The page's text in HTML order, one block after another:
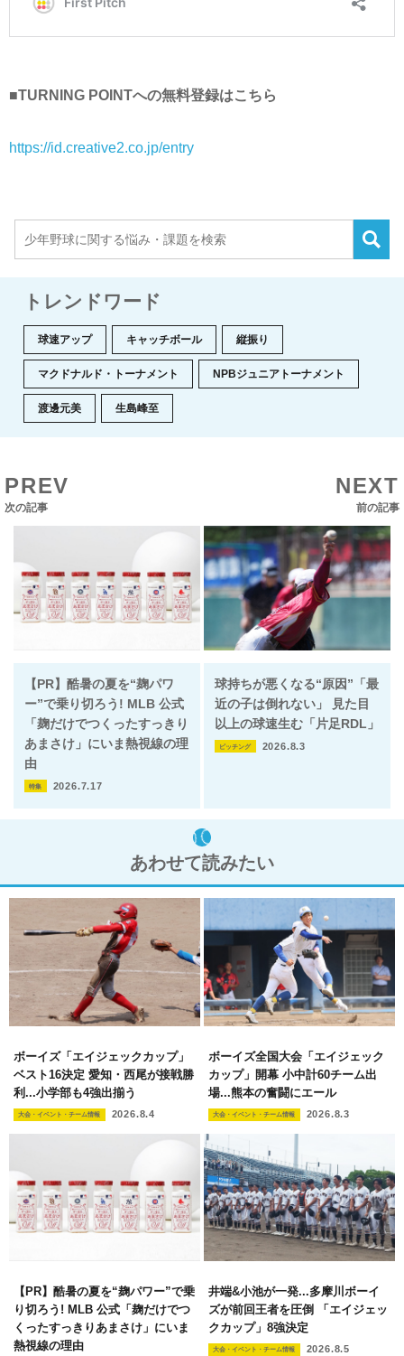
■TURNING POINTへの無料登録はこちら
https://id.creative2.co.jp/entry
トレンドワード
球速アップ キャッチボール 縦振り
マクドナルド・トーナメント NPBジュニアトーナメント
渡邊元美 生島峰至
PREV
次の記事
NEXT
前の記事
【PR】酷暑の夏を“麹パワ
ー”で乗り切ろう! MLB 公式
「麹だけでつくったすっきり
あまさけ」にいま熱視線の理
由
特集 2026.7.17
球持ちが悪くなる“原因”「最
近の子は倒れない」 見た目
以上の球速生む「片足RDL」
ピッチング 2026.8.3
あわせて読みたい
ボーイズ「エイジェックカップ」
ベスト16決定 愛知・西尾が接戦勝
利...小学部も4強出揃う
大会・イベント・チーム情報 2026.8.4
ボーイズ全国大会「エイジェック
カップ」開幕 小中計60チーム出
場...熊本の奮闘にエール
大会・イベント・チーム情報 2026.8.3
【PR】酷暑の夏を“麹パワー”で乗
り切ろう! MLB 公式「麹だけでつ
くったすっきりあまさけ」にいま
熱視線の理由
井端&小池が一発...多摩川ボーイ
ズが前回王者を圧倒 「エイジェッ
クカップ」8強決定
大会・イベント・チーム情報 2026.8.5